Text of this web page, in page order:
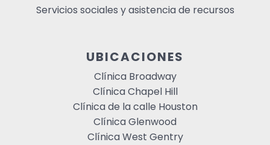
Servicios sociales y asistencia de recursos
UBICACIONES
Clínica Broadway
Clínica Chapel Hill
Clínica de la calle Houston
Clínica Glenwood
Clínica West Gentry